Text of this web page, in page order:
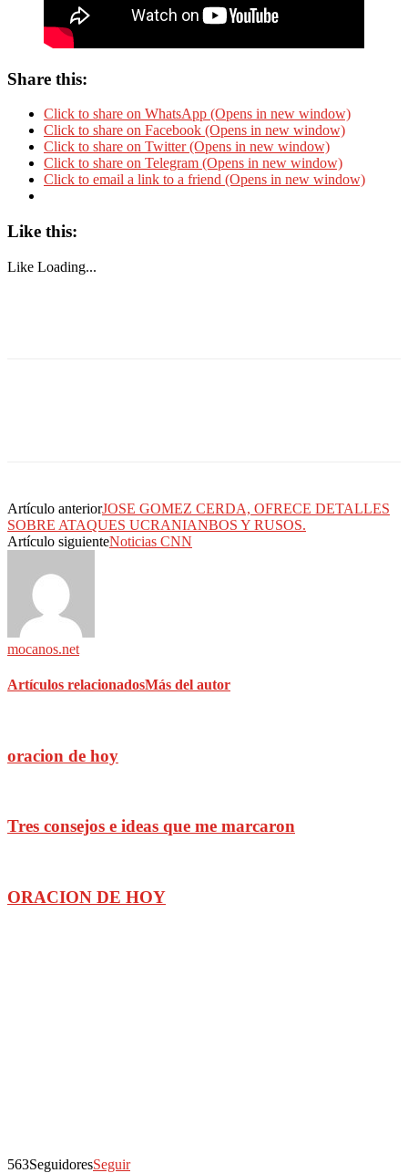
Share this:
Click to share on WhatsApp (Opens in new window)
Click to share on Facebook (Opens in new window)
Click to share on Twitter (Opens in new window)
Click to share on Telegram (Opens in new window)
Click to email a link to a friend (Opens in new window)
Like this:
Like Loading...
Artículo anteriorJOSE GOMEZ CERDA, OFRECE DETALLES
SOBRE ATAQUES UCRANIANBOS Y RUSOS.
Artículo siguienteNoticias CNN
mocanos.net
Artículos relacionadosMás del autor
oracion de hoy
Tres consejos e ideas que me marcaron
ORACION DE HOY
563SeguidoresSeguir